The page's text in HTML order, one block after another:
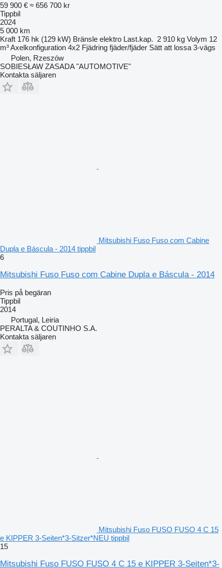
59 900 € ≈ 656 700 kr
Tippbil
2024
5 000 km
Kraft 176 hk (129 kW) Bränsle elektro Last.kap. 2 910 kg Volym 12
m³Axelkonfiguration 4x2 Fjädring fjäder/fjäder Sätt att lossa 3-vägs
Polen, Rzeszów
SOBIESŁAW ZASADA "AUTOMOTIVE"
Kontakta säljaren
Mitsubishi Fuso Fuso com Cabine
Dupla e Báscula - 2014 tippbil
6
Mitsubishi Fuso Fuso com Cabine Dupla e Báscula - 2014
Pris på begäran
Tippbil
2014
Portugal, Leiria
PERALTA & COUTINHO S.A.
Kontakta säljaren
Mitsubishi Fuso FUSO FUSO 4 C 15
e KIPPER 3-Seiten*3-Sitzer*NEU tippbil
15
Mitsubishi Fuso FUSO FUSO 4 C 15 e KIPPER 3-Seiten*3-